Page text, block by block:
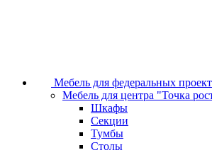
Мебель для федеральных
Мебель для центра "Точка
Шкафы
Секции
Тумбы
Столы